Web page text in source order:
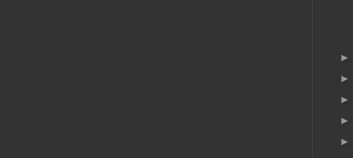
►
►
►
►
►